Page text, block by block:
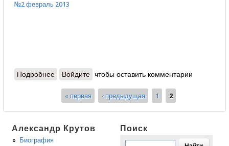
№2 февраль 2013
Подробнеео Ответы протоиерея Александра Шаргунова
Войдите чтобы оставить комментарии
Страницы« первая ‹ предыдущая 1 2
Александр Крутов
Биография
Поиск